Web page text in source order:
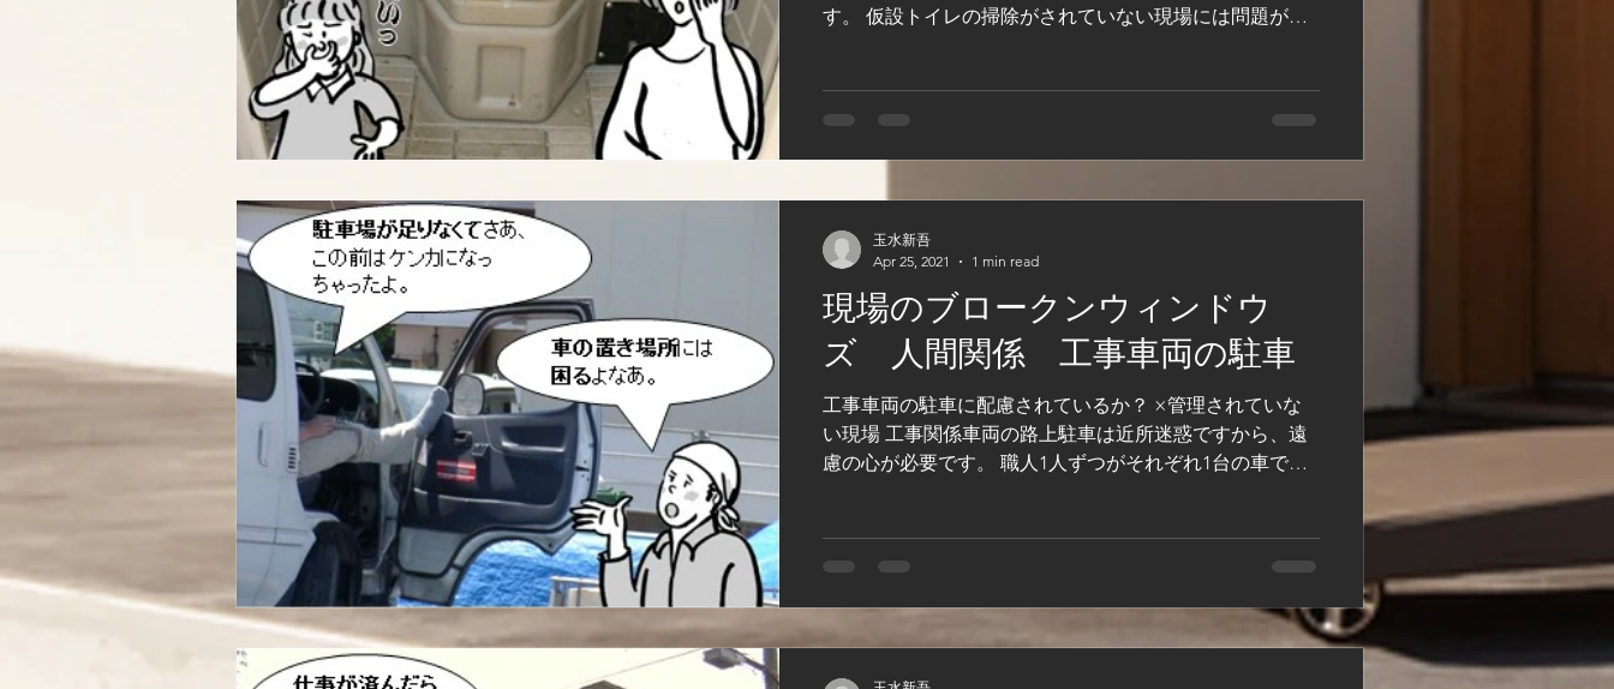
す。 仮設トイレの掃除がされていない現場には問題が多
現場のブロークンウィンドウ
ズ 人間関係 工事車両の駐車
工事車両の駐車に配慮されているか？ ×管理されていな
い現場 工事関係車両の路上駐車は近所迷惑ですから、遠
慮の心が必要です。 職人1人ずつがそれぞれ1台の車で来
玉水新吾
Apr 25, 2021
1 min read